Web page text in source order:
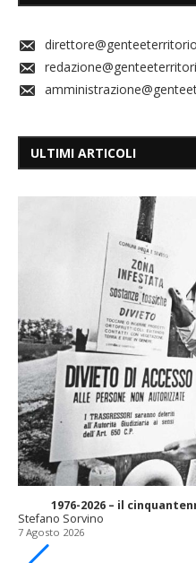
ULTIMI ARTICOLI
1976-2026 – il
Stefano Sorvino
7 Agosto 2026